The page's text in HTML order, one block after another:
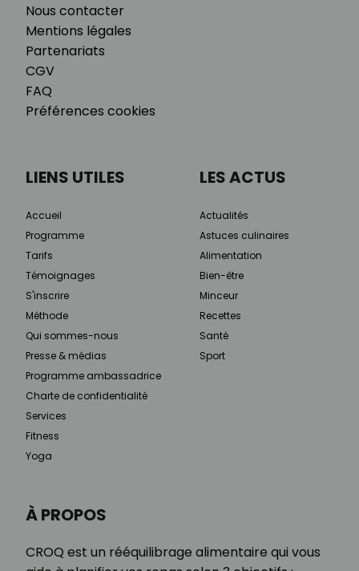
Nous contacter
Mentions légales
Partenariats
CGV
FAQ
Préférences cookies
À PROPOS
CROQ est un rééquilibrage alimentaire qui vous
LIENS UTILES
Accueil
Programme
Tarifs
Témoignages
S'inscrire
Méthode
Qui sommes-nous
Presse & médias
Programme ambassadrice
Charte de confidentialité
Services
Fitness
Yoga
LES ACTUS
Actualités
Astuces culinaires
Alimentation
Bien-être
Minceur
Recettes
Santé
Sport